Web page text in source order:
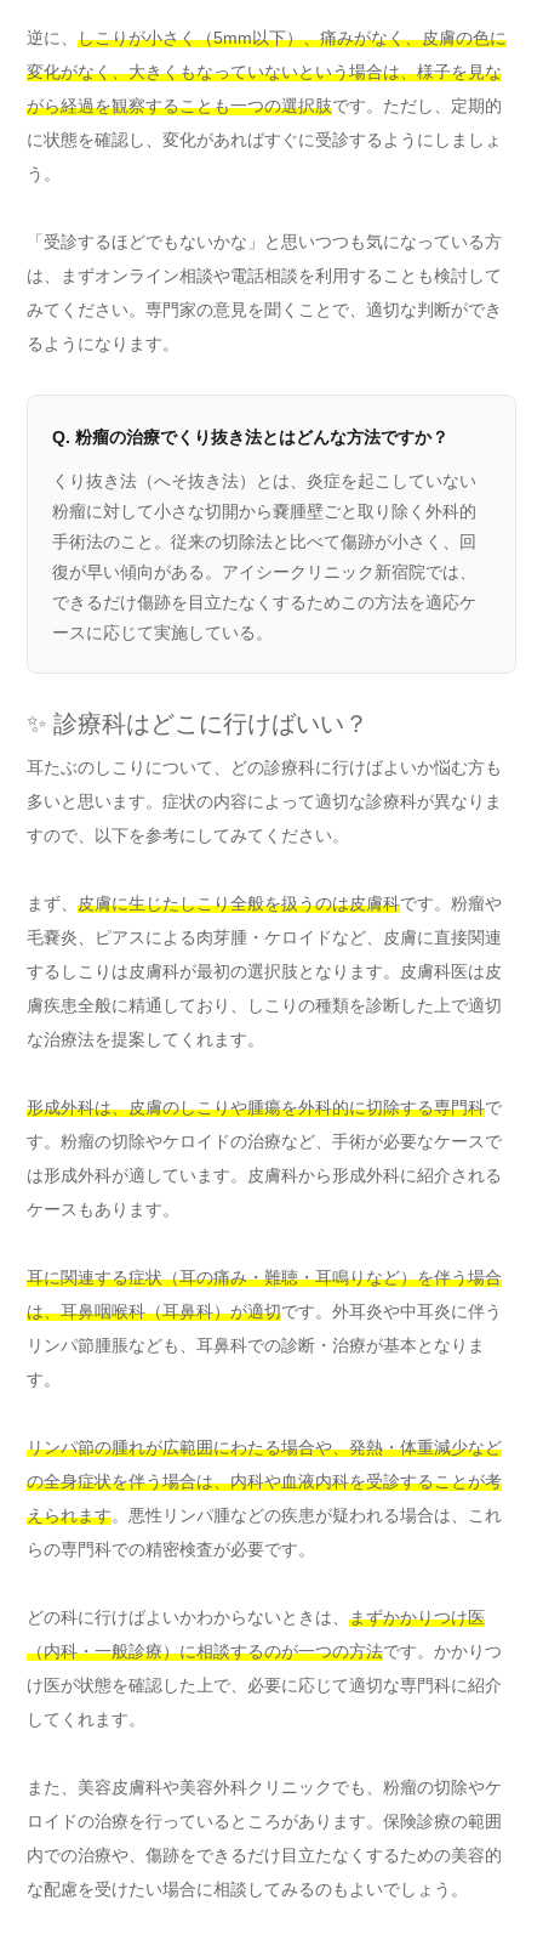
逆に、 しこりが小さく（5mm以下）、痛みがなく、皮膚の色に
変化がなく、大きくもなっていないという場合は、様子を見な
がら経過を観察することも一つの選択肢です。ただし、定期的
に状態を確認し、変化があればすぐに受診するようにしましょ
う。
「受診するほどでもないかな」と思いつつも気になっている方
は、まずオンライン相談や電話相談を利用することも検討して
みてください。専門家の意見を聞くことで、適切な判断ができ
るようになります。
Q. 粉瘤の治療でくり抜き法とはどんな方法ですか？
くり抜き法（へそ抜き法）とは、炎症を起こしていない
粉瘤に対して小さな切開から嚢腫壁ごと取り除く外科的
手術法のこと。従来の切除法と比べて傷跡が小さく、回
復が早い傾向がある。アイシークリニック新宿院では、
できるだけ傷跡を目立たなくするためこの方法を適応ケ
ースに応じて実施している。
✨ 診療科はどこに行けばいい？
耳たぶのしこりについて、どの診療科に行けばよいか悩む方も
多いと思います。症状の内容によって適切な診療科が異なりま
すので、以下を参考にしてみてください。
まず、 皮膚に生じたしこり全般を扱うのは皮膚科です。粉瘤や
毛嚢炎、ピアスによる肉芽腫・ケロイドなど、皮膚に直接関連
するしこりは皮膚科が最初の選択肢となります。皮膚科医は皮
膚疾患全般に精通しており、しこりの種類を診断した上で適切
な治療法を提案してくれます。
形成外科は、皮膚のしこりや腫瘍を外科的に切除する専門科で
す。粉瘤の切除やケロイドの治療など、手術が必要なケースで
は形成外科が適しています。皮膚科から形成外科に紹介される
ケースもあります。
耳に関連する症状（耳の痛み・難聴・耳鳴りなど）を伴う場合
は、耳鼻咽喉科（耳鼻科）が適切です。外耳炎や中耳炎に伴う
リンパ節腫脹なども、耳鼻科での診断・治療が基本となりま
す。
リンパ節の腫れが広範囲にわたる場合や、発熱・体重減少など
の全身症状を伴う場合は、内科や血液内科を受診することが考
えられます。悪性リンパ腫などの疾患が疑われる場合は、これ
らの専門科での精密検査が必要です。
どの科に行けばよいかわからないときは、 まずかかりつけ医
（内科・一般診療）に相談するのが一つの方法です。かかりつ
け医が状態を確認した上で、必要に応じて適切な専門科に紹介
してくれます。
また、美容皮膚科や美容外科クリニックでも、粉瘤の切除やケ
ロイドの治療を行っているところがあります。保険診療の範囲
内での治療や、傷跡をできるだけ目立たなくするための美容的
な配慮を受けたい場合に相談してみるのもよいでしょう。